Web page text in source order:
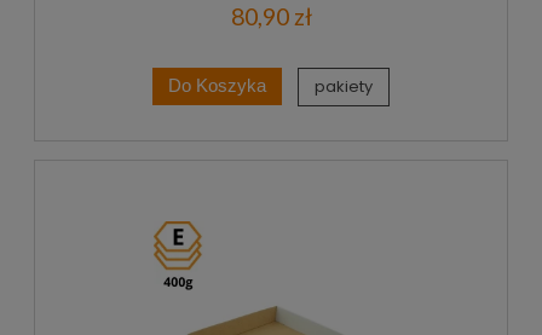
80,90 zł
Do Koszyka pakiety